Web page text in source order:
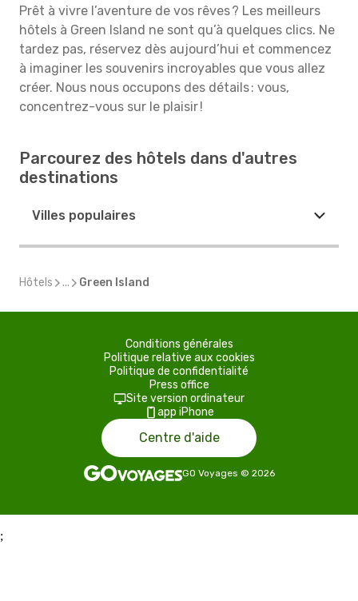
Prêt à vivre l’aventure de vos rêves ? Les meilleurs
hôtels à Green Island ne sont qu’à quelques clics. Ne
tardez pas, réservez dès aujourd’hui et commencez
à imaginer les souvenirs incroyables que vous allez
créer. Nous nous occupons des détails : vous,
concentrez-vous sur le plaisir !
Parcourez des hôtels dans d'autres
destinations
Villes populaires
Hôtels ... Green Island
Conditions générales
Politique relative aux cookies
Politique de confidentialité
Press office
Site version ordinateur
app iPhone
Centre d'aide
GO Voyages © 2026
;